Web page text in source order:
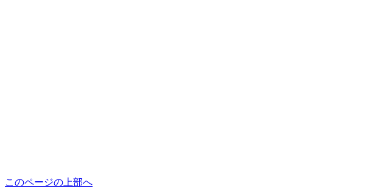
このページの上部へ